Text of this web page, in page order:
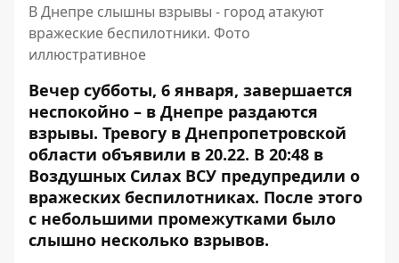
В Днепре слышны взрывы - город атакуют
вражеские беспилотники. Фото
иллюстративное
Вечер субботы, 6 января, завершается
неспокойно – в Днепре раздаются
взрывы. Тревогу в Днепропетровской
области объявили в 20.22. В 20:48 в
Воздушных Силах ВСУ предупредили о
вражеских беспилотниках. После этого
с небольшими промежутками было
слышно несколько взрывов.